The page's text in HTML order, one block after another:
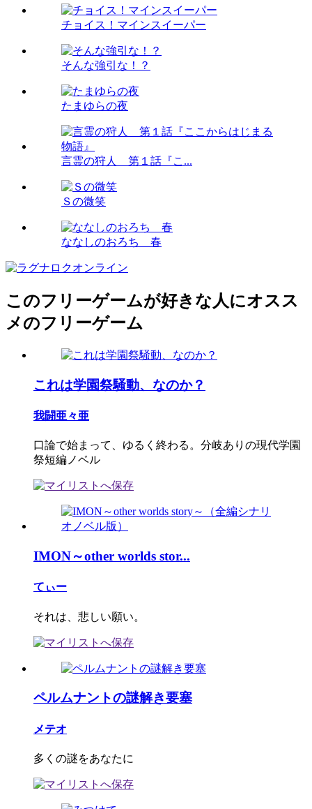
チョイス！マインスイーパー
そんな強引な！？
たまゆらの夜
言霊の狩人 第１話『こ...
Ｓの微笑
ななしのおろち 春
このフリーゲームが好きな人にオスス
メのフリーゲーム
これは学園祭騒動、なのか？
我闘亜々亜
口論で始まって、ゆるく終わる。分岐ありの現代学園
祭短編ノベル
IMON～other worlds stor...
てぃー
それは、悲しい願い。
ペルムナントの謎解き要塞
メテオ
多くの謎をあなたに